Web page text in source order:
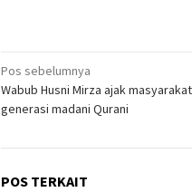
Navigasi
pos
Pos sebelumnya
Wabub Husni Mirza ajak
generasi madani Qurani
POS TERKAIT